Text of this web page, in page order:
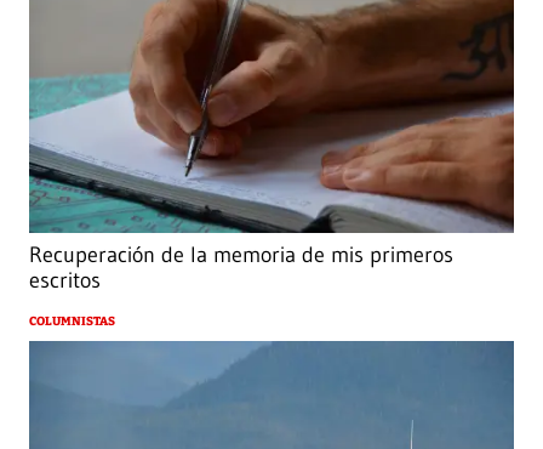
Recuperación de la memoria de mis primeros
escritos
COLUMNISTAS